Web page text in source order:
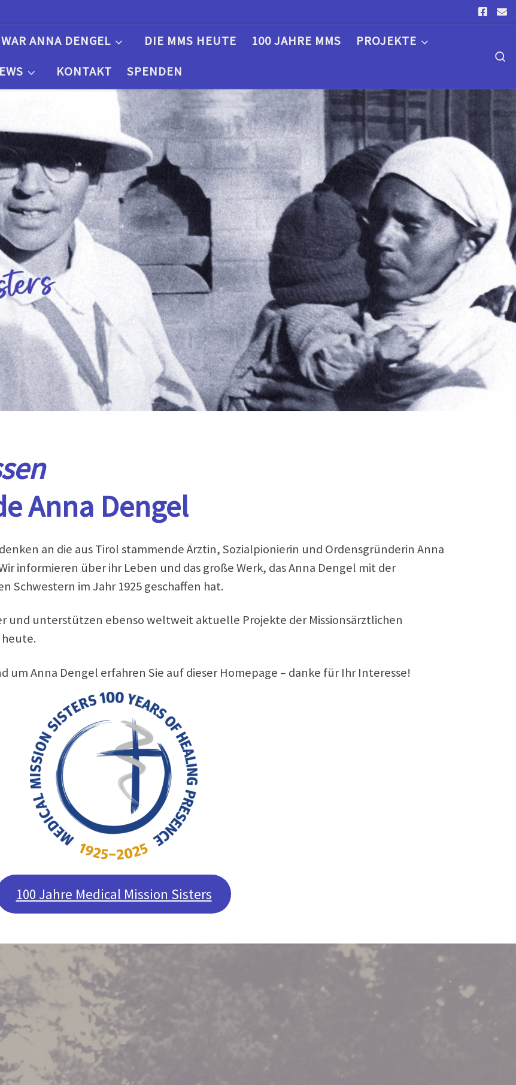
ANNA DENGEL DIE MMS HEUTE 100 JAHRE MMS
PROJEKTE
KONTAKT SPENDEN
Anna Dengel
an die aus Tirol stammende Ärztin, Sozialpionierin und Ordensgründerin Anna
informieren über ihr Leben und das große Werk, das Anna Dengel mit der
Schwestern im Jahr 1925 geschaffen hat.
und unterstützen ebenso weltweit aktuelle Projekte der Missionsärztlichen
heute.
um Anna Dengel erfahren Sie auf dieser Homepage – danke für Ihr Interesse!
100 Jahre Medical Mission Sisters